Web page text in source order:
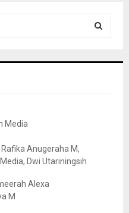
Media
Anugeraha M,
Dwi Utariningsih
Alexa
M